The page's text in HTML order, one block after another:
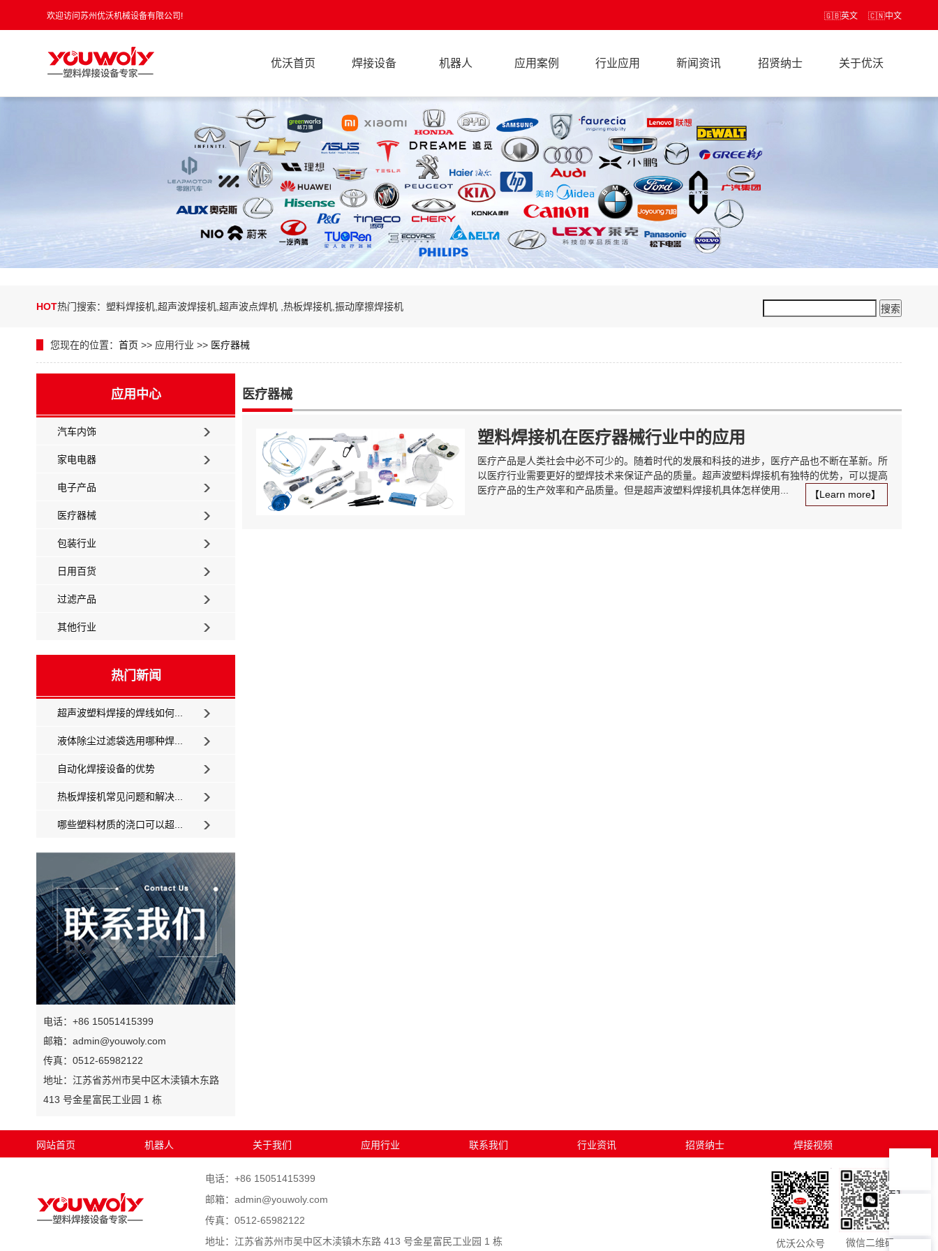
欢迎访问苏州优沃机械设备有限公司! 🇨🇳中文
🇬🇧英文
优沃首页 焊接设备 机器人 应用案例 行业应用 新闻资讯 招贤纳士 关于优沃
HOT热门搜索：塑料焊接机,超声波焊接机,超声波点焊机 ,热板焊接机,振动摩擦焊接机
您现在的位置： 首页 >> 应用行业 >> 医疗器械
应用中心
汽车内饰
家电电器
电子产品
医疗器械
包装行业
日用百货
过滤产品
其他行业
热门新闻
超声波塑料焊接的焊线如何...
液体除尘过滤袋选用哪种焊...
自动化焊接设备的优势
热板焊接机常见问题和解决...
哪些塑料材质的浇口可以超...
电话：+86 15051415399
邮箱：admin@youwoly.com
传真：0512-65982122
地址：江苏省苏州市吴中区木渎镇木东路
413 号金星富民工业园 1 栋
医疗器械
塑料焊接机在医疗器械行业中的应用
医疗产品是人类社会中必不可少的。随着时代的发展和科技的进步，医疗产品也不断在革新。所
以医疗行业需要更好的塑焊技术来保证产品的质量。超声波塑料焊接机有独特的优势，可以提高
医疗产品的生产效率和产品质量。但是超声波塑料焊接机具体怎样使用...
【Learn more】
网站首页 机器人 关于我们 应用行业 联系我们 行业资讯 招贤纳士 焊接视频
电话：+86 15051415399
邮箱：admin@youwoly.com
传真：0512-65982122
地址：江苏省苏州市吴中区木渎镇木东路 413 号金星富民工业园 1 栋
优沃公众号 微信二维码
7*12 专业客服，服务咨询
工单服务（点击发送邮件）
7*24全时处理，技术支持
投诉建议：15051415399